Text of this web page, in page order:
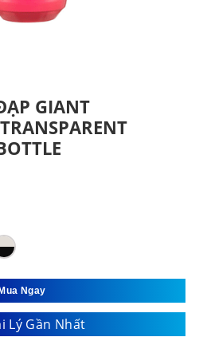
GIANT
Mua Ngay
Lý Gần Nhất